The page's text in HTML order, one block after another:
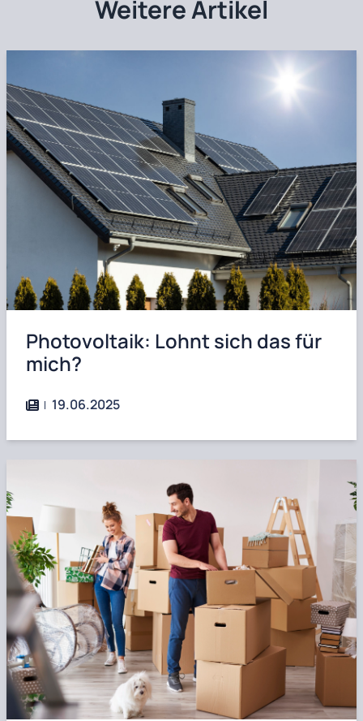
Weitere Artikel
Photovoltaik: Lohnt sich das für
mich?
19.06.2025